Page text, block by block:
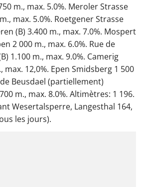
m., max. 5.0%. Meroler Strasse
max. 5.0%. Roetgener Strasse
(B) 3.400 m., max. 7.0%. Mospert
2 000 m., max. 6.0%. Rue de
1.100 m., max. 9.0%. Camerig
max. 12,0%. Epen Smidsberg 1 500
Beusdael (partiellement)
m., max. 8.0%. Altimètres: 1 196.
Wesertalsperre, Langesthal 164,
les jours).